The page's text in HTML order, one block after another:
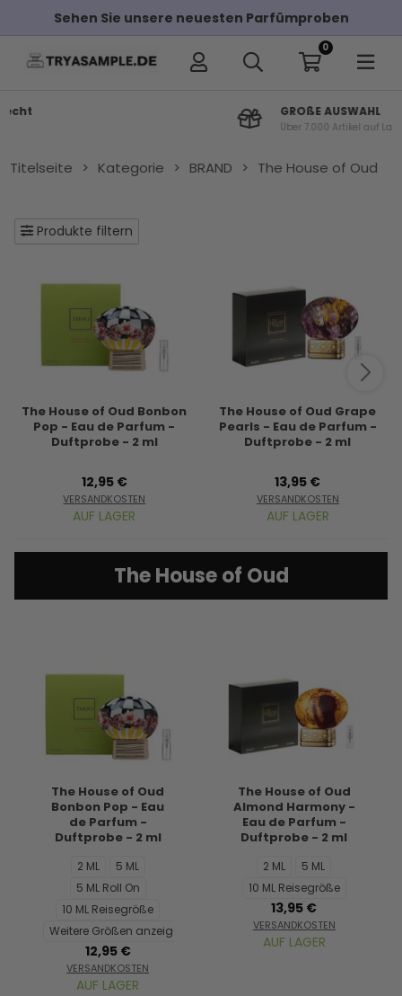
Kostenloser Versand bei Bestellungen
0
GROßE AUSWAHL
Über 7.000 Artikel auf Lager
Titelseite > Kategorie > BRAND > The House of Oud
Produkte filtern
The House of Oud Bonbon
Pop - Eau de Parfum -
Duftprobe - 2 ml
12,95 €
VERSANDKOSTEN
AUF LAGER
The House of Oud Grape
Pearls - Eau de Parfum -
Duftprobe - 2 ml
13,95 €
VERSANDKOSTEN
AUF LAGER
The House of Oud
The House of Oud
Bonbon Pop - Eau
de Parfum -
Duftprobe - 2 ml
2 ML
5 ML
5 ML Roll On
10 ML Reisegröße
Weitere Größen anzeigen...
12,95 €
VERSANDKOSTEN
AUF LAGER
The House of Oud
Almond Harmony -
Eau de Parfum -
Duftprobe - 2 ml
2 ML
5 ML
10 ML Reisegröße
13,95 €
VERSANDKOSTEN
AUF LAGER